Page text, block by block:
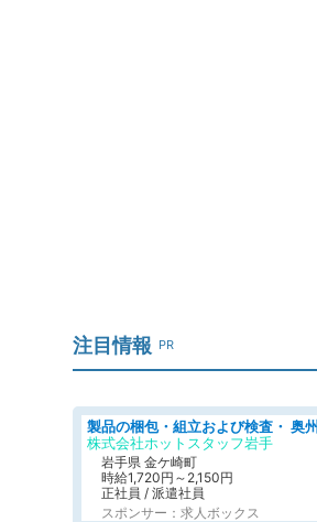
注目情報 PR
株式会社ホットスタッフ岩手
岩手県 金ケ崎町
時給1,720円～2,150円
正社員 / 派遣社員
スポンサー：求人ボックス